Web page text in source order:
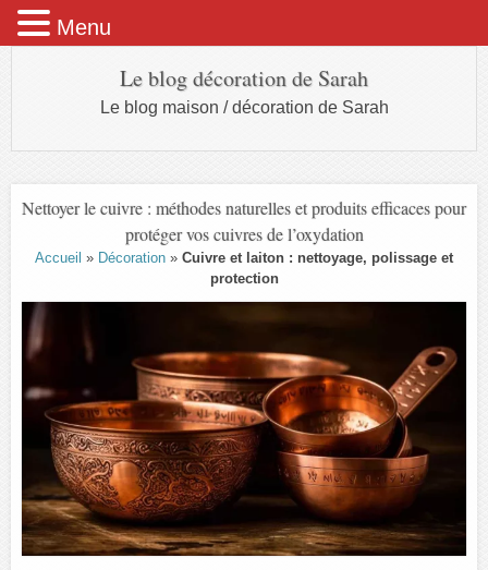
Le blog décoration de Sarah
Le blog maison / décoration de Sarah
Nettoyer le cuivre : méthodes naturelles et produits efficaces pour
protéger vos cuivres de l’oxydation
Accueil » Décoration » Cuivre et laiton : nettoyage, polissage et
protection
Menu